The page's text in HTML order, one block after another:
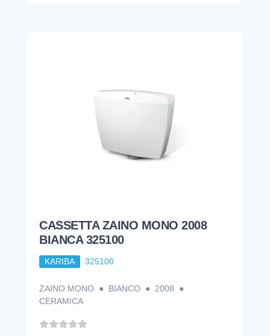
CASSETTA ZAINO MONO 2008
BIANCA 325100
KARIBA 325100
ZAINO MONO ● BIANCO ● 2008 ●
CERAMICA